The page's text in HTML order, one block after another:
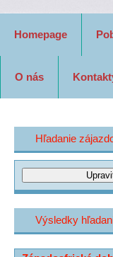
Homepage
O nás
Hľadanie
Výsledky